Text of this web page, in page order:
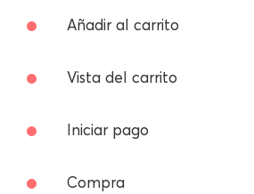
Añadir al carrito
Vista del carrito
Iniciar pago
Compra